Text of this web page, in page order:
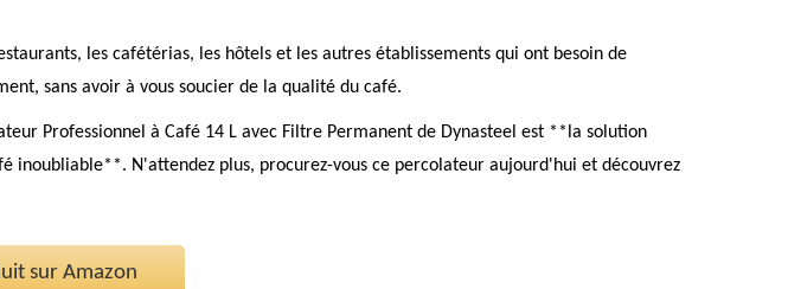
les cafétérias, les hôtels et les autres établissements qui ont besoin de
sans avoir à vous soucier de la qualité du café.
Professionnel à Café 14 L avec Filtre Permanent de Dynasteel est **la solution
inoubliable**. N'attendez plus, procurez-vous ce percolateur aujourd'hui et découvrez
sur Amazon